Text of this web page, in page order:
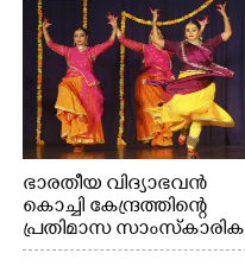
ഭാരതീയ വിദ്യാഭവൻ
കൊച്ചി കേന്ദ്രത്തിന്റെ
പ്രതിമാസ സാംസ്കാരിക
പരിപാടിയുടെ ഭാഗമായി